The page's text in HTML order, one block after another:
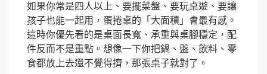
如果你常是四人以上、要擺菜盤、要玩桌遊、要讓
孩子也能一起用，蛋捲桌的「大面積」會最有感。
這時你優先看的是桌面長寬、承重與桌腳穩定，配
件反而不是重點。想像一下你把鍋、盤、飲料、零
食都放上去還不覺得擠，那張桌子就對了。